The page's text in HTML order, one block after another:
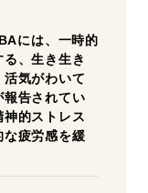
には、一時的
、生き生き
気がわいて
報告されてい
神的ストレス
疲労感を緩